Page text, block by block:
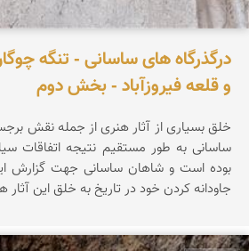
درگذرگاه های ساسانی - تنگه
و قلعه فیروزآباد - بخش دوم
خلق بسیاری از آثار هنری از جمله نقش
ساسانی به طور مستقیم نتیجه اتفاقات
بوده است و شاهان ساسانی جهت گزارش
جاودانه کردن خود در تاریخ به خلق این آثار